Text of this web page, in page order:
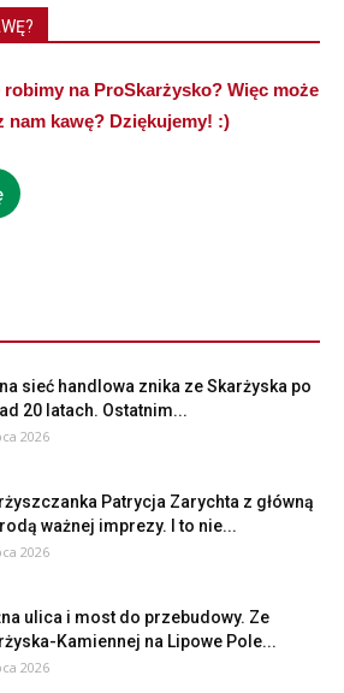
na ProSkarżysko? Więc może
nam kawę? Dziękujemy! :)
sieć handlowa znika ze Skarżyska po
20 latach. Ostatnim...
2026
Patrycja Zarychta z główną
ważnej imprezy. I to nie...
2026
ulica i most do przebudowy. Ze
Kamiennej na Lipowe Pole...
2026